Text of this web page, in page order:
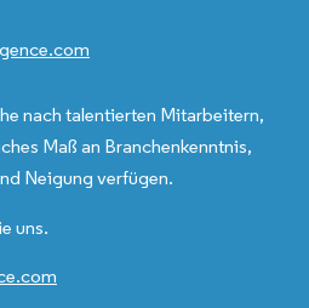
nach talentierten Mitarbeitern,
Maß an Branchenkenntnis,
Neigung verfügen.
uns.